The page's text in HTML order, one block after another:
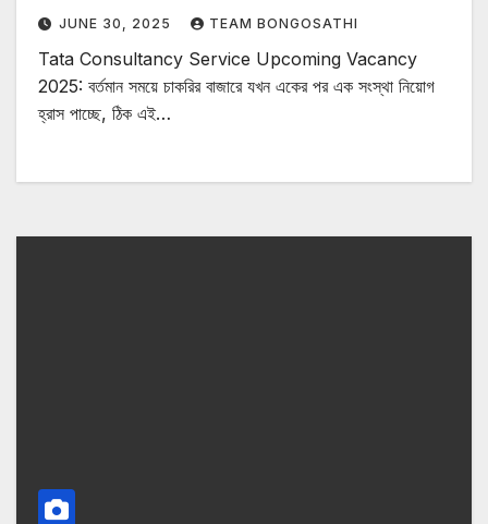
JUNE 30, 2025 TEAM BONGOSATHI
Tata Consultancy Service Upcoming Vacancy
2025: বর্তমান সময়ে চাকরির বাজারে যখন একের পর এক সংস্থা নিয়োগ
হ্রাস পাচ্ছে, ঠিক এই…